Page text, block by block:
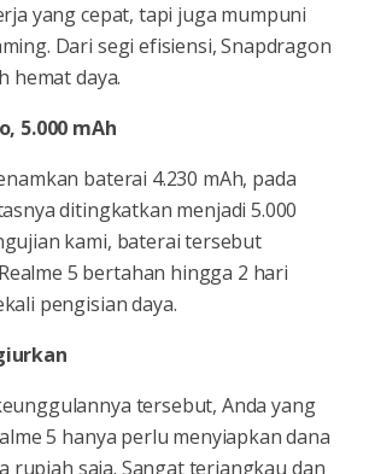
yang cepat, tapi juga mumpuni
Dari segi efisiensi, Snapdragon
hemat daya.
5.000 mAh
baterai 4.230 mAh, pada
ditingkatkan menjadi 5.000
kami, baterai tersebut
5 bertahan hingga 2 hari
pengisian daya.
tersebut, Anda yang
5 hanya perlu menyiapkan dana
rupiah saja. Sangat terjangkau dan